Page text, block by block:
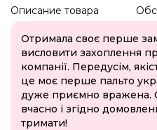
Описание товара
Отримала своє перше
висловити захоплення
компанії. Передусім,
це моє перше пальто
дуже приємно вражена.
вчасно і згідно
тримати!